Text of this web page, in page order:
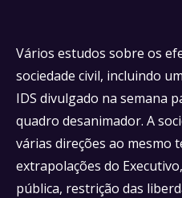
Vários estudos sobre os
sociedade civil, incluindo
IDS divulgado na semana
quadro desanimador. A
várias direções ao mesmo
extrapolações do
pública, restrição das